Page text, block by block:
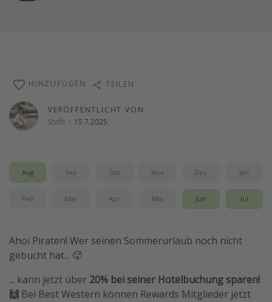
VERÖFFENTLICHT VON
Steffi · 15.7.2025
HINZUFÜGEN TEILEN
Aug Sep Okt Nov Dez Jan
Feb Mär Apr Mai Jun Jul
Ahoi Piraten! Wer seinen Sommerurlaub noch nicht
gebucht hat... 🥵
... kann jetzt über 20% bei seiner Hotelbuchung sparen!
🙌 Bei Best Western können Rewards Mitglieder jetzt